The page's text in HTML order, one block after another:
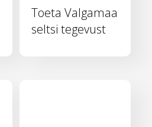
Toeta Valgamaa
seltsi tegevust